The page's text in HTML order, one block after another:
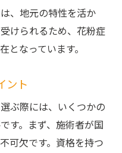
される理由
メカニズム
ログラムの紹介
の見つけ方
沼田市で健康的な春
和らげるステップ
、地元の特性を活か
けられるため、花粉症
となっています。
ント
ぶ際には、いくつかの
す。まず、施術者が国
可欠です。資格を持つ